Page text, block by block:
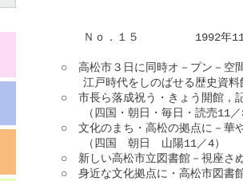
Ｎｏ．１５　　　　　1992年11
○　高松市３日に同時オ－プン－空
江戸時代をしのばせる歴史資料
○　市長ら落成祝う・きょう開館，
（四国・朝日・毎日・読売11／3
○　文化のまち・高松の拠点に－華
（四国　朝日　山陽11／4）
○　新しい高松市立図書館－視座さ
○　身近な文化拠点に・高松市図書